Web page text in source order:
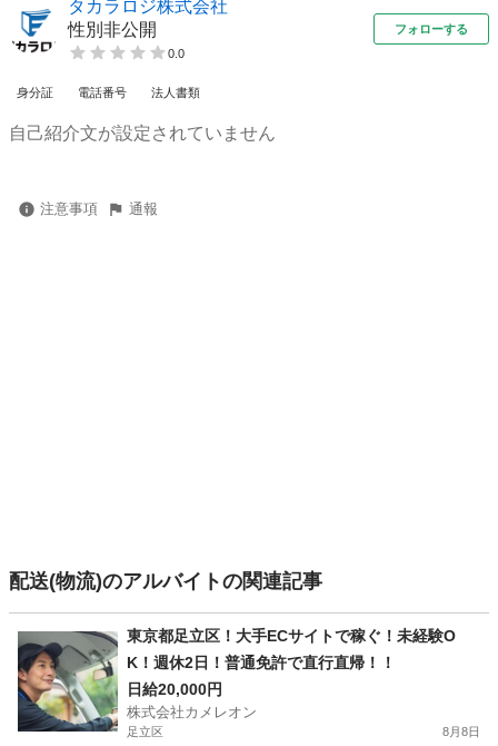
タカラロジ株式会社
性別非公開
0.0
フォローする
身分証 電話番号 法人書類
自己紹介文が設定されていません
注意事項 通報
配送(物流)のアルバイトの関連記事
東京都足立区！大手ECサイトで稼ぐ！未経験O
K！週休2日！普通免許で直行直帰！！
日給20,000円
株式会社カメレオン
足立区 8月8日